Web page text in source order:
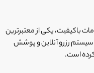
باکیفیت، یکی از معتبرترین
رزرو آنلاین و پوشش
است.